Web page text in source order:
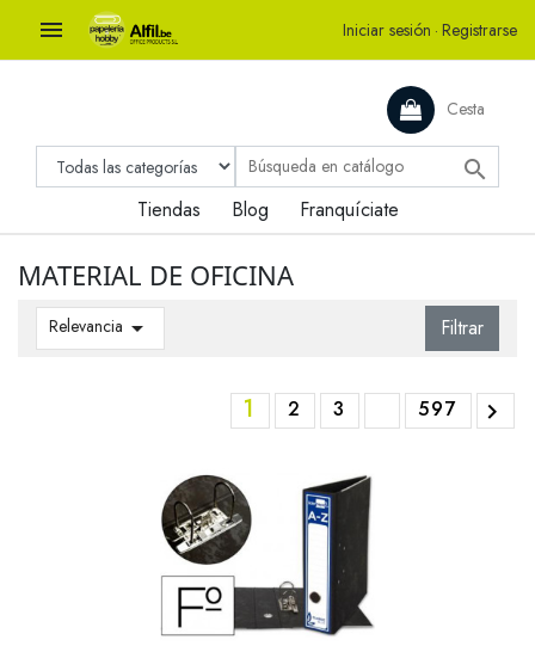
 Iniciar sesión · Registrarse
Cesta

Tiendas Blog Franquíciate
MATERIAL DE OFICINA
Relevancia  Filtrar
1 2 3 597 